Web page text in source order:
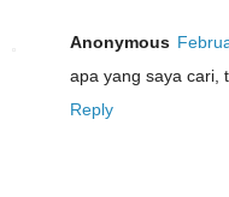
Anonymous
apa yang saya cari,
Reply